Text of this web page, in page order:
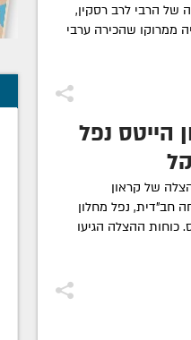
של הרבי לרב רסקין,
ממרוקו שהכירה ערבי
הייטס נפל
של קראון
בן למשפחה חב"דית, נפל מחלון
כוחות ההצלה הגיעו